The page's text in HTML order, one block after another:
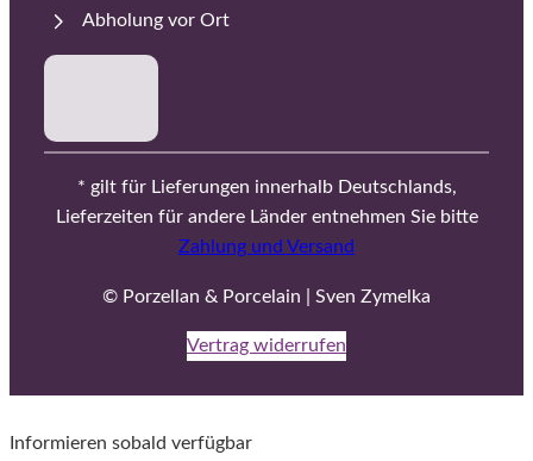
Abholung vor Ort
* gilt für Lieferungen innerhalb Deutschlands,
Lieferzeiten für andere Länder entnehmen Sie bitte
Zahlung und Versand
© Porzellan & Porcelain | Sven Zymelka
Vertrag widerrufen
Informieren sobald verfügbar